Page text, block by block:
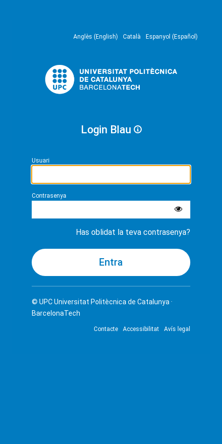
Anglès (English) Català Espanyol (Español)
Login Blau
Usuari
Contrasenya
Has oblidat la teva contrasenya?
© UPCUniversitat Politècnica de Catalunya ·
BarcelonaTech
Contacte Accessibilitat Avís legal